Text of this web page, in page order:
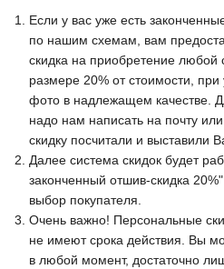
Модерн, символизм,
карты
Жанровые сцены
Религиозные сюжеты,
Дети, дети с животными,
Фэнтези, сказочные
Схемы по картинам
Семплеры и примитивы
Оплата
Отправка
Система скидок
ИНДИВИДУАЛЬНЫЙ ЗАКАЗ
О НАС
ВИДЕО
ОТЗЫВЫ
Если у вас уже есть
по нашим схемам, вам
скидка на приобретение любой
размере 20% от стоимости,
фото в надлежащем качестве.
надо нам написать на почту
скидку посчитали и выставили
Далее система скидок будет
законченный отшив-скидка
выбор покупателя.
Очень важно! Персональные
не имеют срока действия. Вы
в любой момент, достаточно